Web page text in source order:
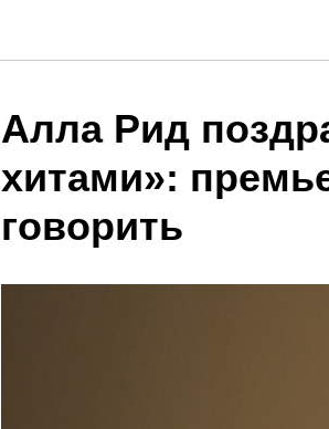
Алла Рид
хитами»:
говорить